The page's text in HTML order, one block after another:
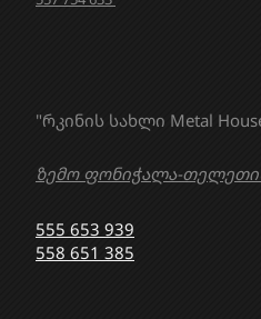
"რკინის სახლი Metal
ზემო ფონიჭალა-
555 653 939
558 651 385